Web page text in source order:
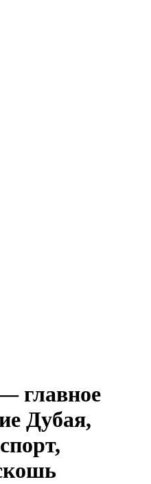
главное
Дубая,